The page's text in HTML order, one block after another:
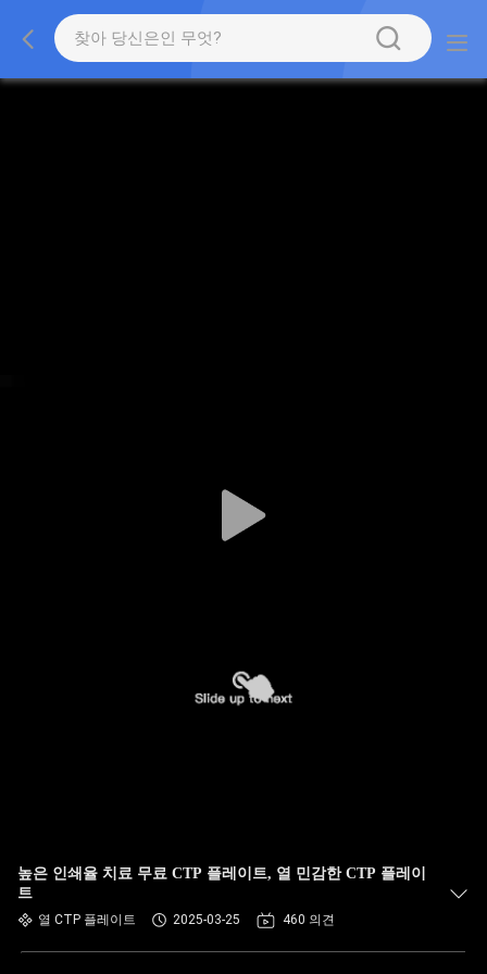
높은 인쇄율 치료 무료 CTP 플레이트, 열 민감한 CTP 플레이
트
열 CTP 플레이트 2025-03-25 460 의견